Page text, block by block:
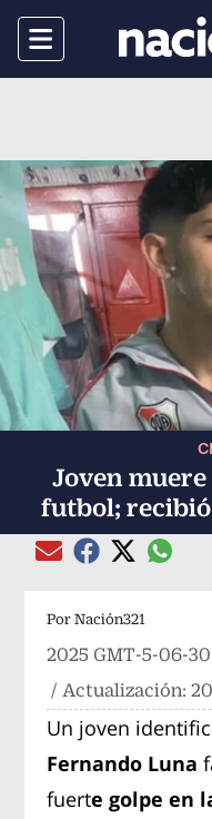
Menu
Joven
futbol; recibió
Compartir el artículo
Compartir el
Compartir el
Por Nación321
2025 GMT-5-06-30
/ Actualización:
Un joven
Fernando Luna
fuerte golpe en